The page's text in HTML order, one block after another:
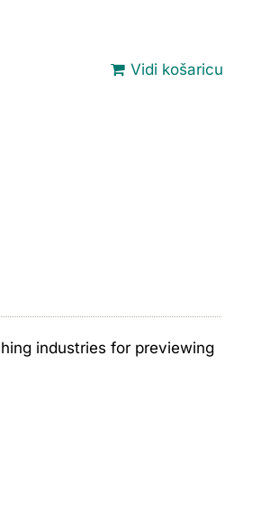
Vidi košaricu
industries for previewing